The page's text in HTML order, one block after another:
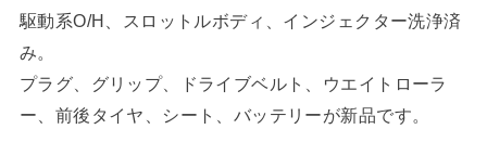
駆動系O/H、スロットルボディ、インジェクター洗浄済
み。
プラグ、グリップ、ドライブベルト、ウエイトローラ
ー、前後タイヤ、シート、バッテリーが新品です。